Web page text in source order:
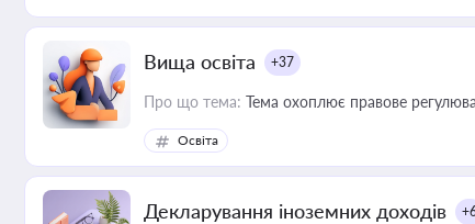
Вища освіта +37
Про що тема: Тема охоплює правове
Освіта
Декларування іноземних доходів